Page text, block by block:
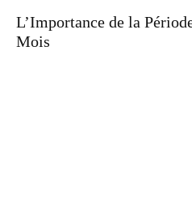
L’Importance de la
Mois